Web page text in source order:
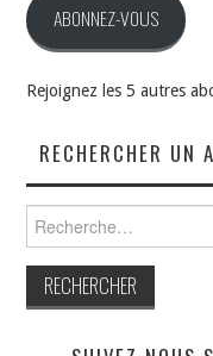
ABONNEZ-VOUS
Rejoignez les 5 autres
RECHERCHER UN